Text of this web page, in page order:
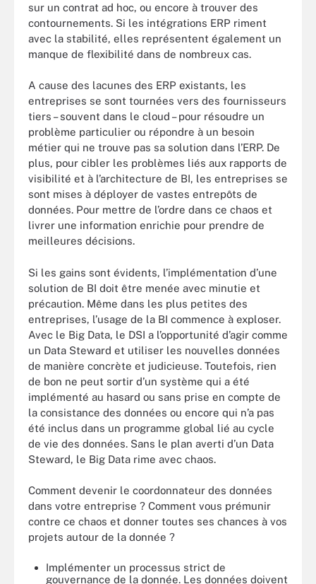
sur un contrat ad hoc, ou encore à trouver des
contournements. Si les intégrations ERP riment
avec la stabilité, elles représentent également un
manque de flexibilité dans de nombreux cas.
A cause des lacunes des ERP existants, les
entreprises se sont tournées vers des fournisseurs
tiers – souvent dans le cloud – pour résoudre un
problème particulier ou répondre à un besoin
métier qui ne trouve pas sa solution dans l’ERP. De
plus, pour cibler les problèmes liés aux rapports de
visibilité et à l’architecture de BI, les entreprises se
sont mises à déployer de vastes entrepôts de
données. Pour mettre de l’ordre dans ce chaos et
livrer une information enrichie pour prendre de
meilleures décisions.
Si les gains sont évidents, l’implémentation d’une
solution de BI doit être menée avec minutie et
précaution. Même dans les plus petites des
entreprises, l’usage de la BI commence à exploser.
Avec le Big Data, le DSI a l’opportunité d’agir comme
un Data Steward et utiliser les nouvelles données
de manière concrète et judicieuse. Toutefois, rien
de bon ne peut sortir d’un système qui a été
implémenté au hasard ou sans prise en compte de
la consistance des données ou encore qui n’a pas
été inclus dans un programme global lié au cycle
de vie des données. Sans le plan averti d’un Data
Steward, le Big Data rime avec chaos.
Comment devenir le coordonnateur des données
dans votre entreprise ? Comment vous prémunir
contre ce chaos et donner toutes ses chances à vos
projets autour de la donnée ?
Implémenter un processus strict de
gouvernance de la donnée. Les données doivent